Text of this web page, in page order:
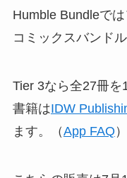
Humble Bundleで
コミックスバンド
Tier 3なら全27冊
書籍はIDW
ます。（App FAQ）